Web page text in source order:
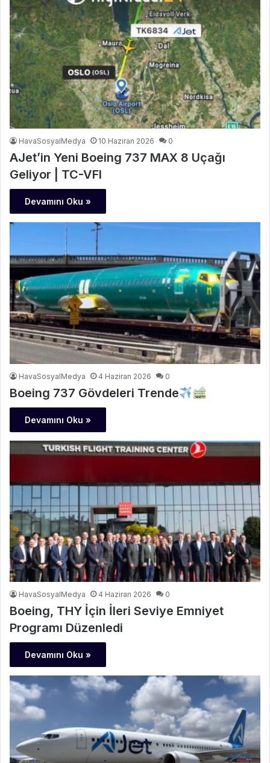
HavaSosyalMedya 10 Haziran 2026 0
AJet’in Yeni Boeing 737 MAX 8 Uçağı
Geliyor | TC-VFI
Devamını Oku »
HavaSosyalMedya 4 Haziran 2026 0
Boeing 737 Gövdeleri Trende
Devamını Oku »
HavaSosyalMedya 4 Haziran 2026 0
Boeing, THY İçin İleri Seviye Emniyet
Programı Düzenledi
Devamını Oku »